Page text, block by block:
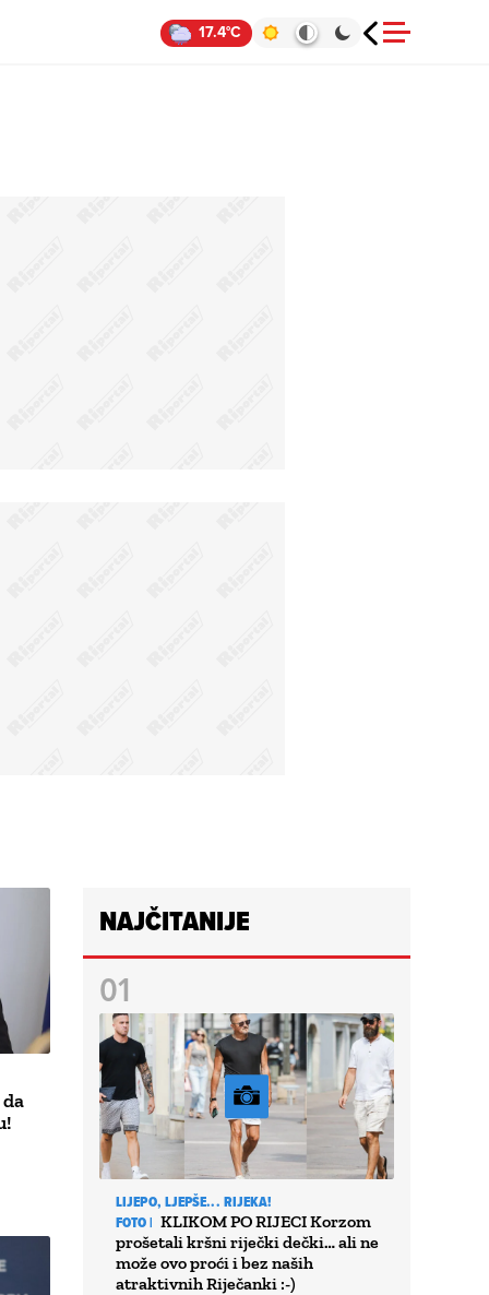
17.4°C
NAJČITANIJE
LIJEPO, LJEPŠE... RIJEKA!
FOTO | KLIKOM PO RIJECI Korzom
prošetali kršni riječki dečki… ali ne
može ovo proći i bez naših
atraktivnih Riječanki :-)